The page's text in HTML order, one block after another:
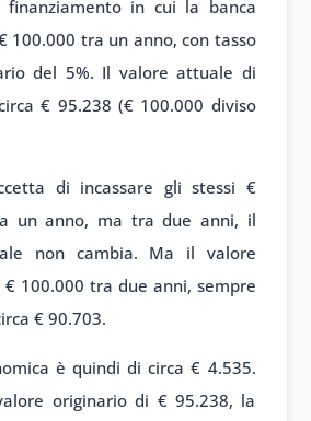
finanziamento in cui la banca
100.000 tra un anno, con tasso
del 5%. Il valore attuale di
€ 95.238 (€ 100.000 diviso
di incassare gli stessi €
un anno, ma tra due anni, il
non cambia. Ma il valore
100.000 tra due anni, sempre
€ 90.703.
è quindi di circa € 4.535.
originario di € 95.238, la